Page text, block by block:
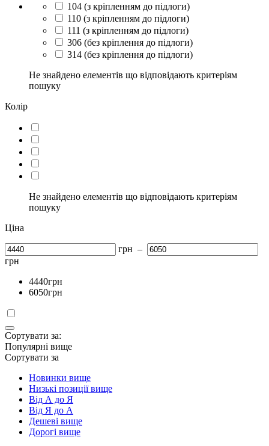
104 (з кріпленням до підлоги)
110 (з кріпленням до підлоги)
111 (з кріпленням до підлоги)
306 (без кріплення до підлоги)
314 (без кріплення до підлоги)
Не знайдено елементів що відповідають критеріям
пошуку
Колір
Не знайдено елементів що відповідають критеріям
пошуку
Ціна
грн –
грн
4440грн
6050грн
Сортувати за:
Популярні вище
Сортувати за
Новинки вище
Низькі позиції вище
Від А до Я
Від Я до А
Дешеві вище
Дорогі вище